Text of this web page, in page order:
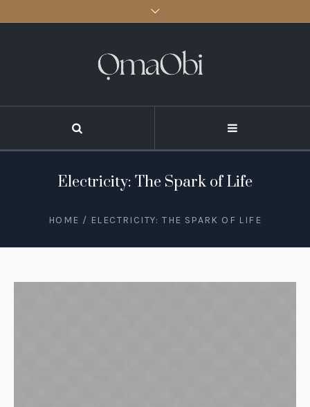
Electricity: The Spark of Life
HOME / ELECTRICITY: THE SPARK OF LIFE